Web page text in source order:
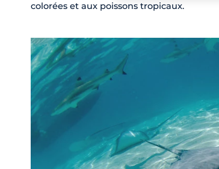
colorées et aux poissons tropicaux.